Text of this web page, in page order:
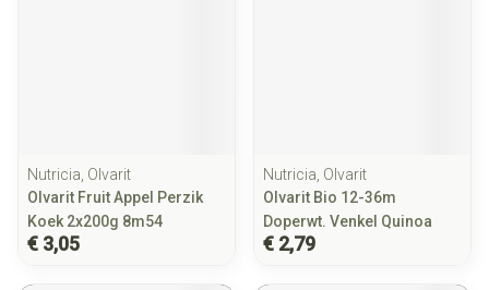
Nutricia, Olvarit
Olvarit Fruit Appel Perzik
Koek 2x200g 8m54
€ 3,05
Nutricia, Olvarit
Olvarit Bio 12-36m
Doperwt. Venkel Quinoa
€ 2,79